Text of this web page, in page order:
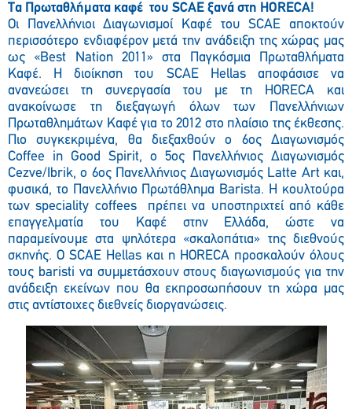
Tα Πρωταθλήματα καφέ του SCAE ξανά στη HORECA!
Οι Πανελλήνιοι Διαγωνισμοί Καφέ του SCAE αποκτούν
περισσότερο ενδιαφέρον μετά την ανάδειξη της χώρας μας
ως «Best Nation 2011» στα Παγκόσμια Πρωταθλήματα
Καφέ. H διοίκηση του SCAE Hellas αποφάσισε να
ανανεώσει τη συνεργασία του με τη HORECA και
ανακοίνωσε τη διεξαγωγή όλων των Πανελλήνιων
Πρωταθλημάτων Καφέ για το 2012 στο πλαίσιο της έκθεσης.
Πιο συγκεκριμένα, θα διεξαχθούν ο 6ος Διαγωνισμός
Coffee in Good Spirit, ο 5ος Πανελλήνιος Διαγωνισμός
Cezve/Ibrik, ο 6ος Πανελλήνιος Διαγωνισμός Latte Art και,
φυσικά, το Πανελλήνιο Πρωτάθλημα Barista. Η κουλτούρα
των speciality coffees πρέπει να υποστηριχτεί από κάθε
επαγγελματία του Καφέ στην Ελλάδα, ώστε να
παραμείνουμε στα ψηλότερα «σκαλοπάτια» της διεθνούς
σκηνής. Ο SCAE Hellas και η ΗΟRECA προσκαλούν όλους
τους baristi να συμμετάσχουν στους διαγωνισμούς για την
ανάδειξη εκείνων που θα εκπροσωπήσουν τη χώρα μας
στις αντίστοιχες διεθνείς διοργανώσεις.